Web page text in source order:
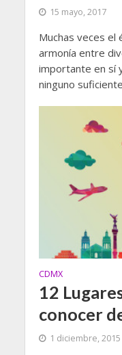
15 mayo, 2017
Muchas veces
armonía entre
importante en sí
ninguno
CDMX
12
conocer
1 diciembre, 2015